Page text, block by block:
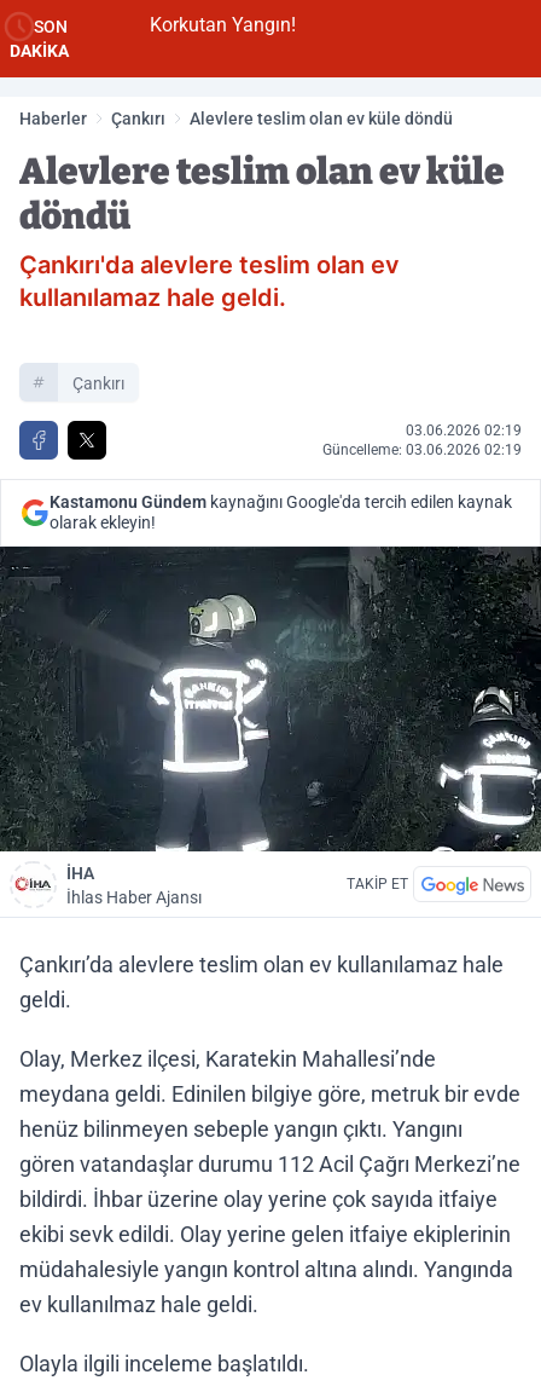
SON
DAKİKA
Korkutan Yangın!
Haberler Çankırı Alevlere teslim olan ev küle döndü
Alevlere teslim olan ev küle
döndü
Çankırı'da alevlere teslim olan ev
kullanılamaz hale geldi.
Çankırı
03.06.2026 02:19
Güncelleme: 03.06.2026 02:19
Kastamonu Gündem kaynağını Google'da tercih edilen kaynak
olarak ekleyin!
İHA
İhlas Haber Ajansı
TAKİP ET
Çankırı’da alevlere teslim olan ev kullanılamaz hale
geldi.
Olay, Merkez ilçesi, Karatekin Mahallesi’nde
meydana geldi. Edinilen bilgiye göre, metruk bir evde
henüz bilinmeyen sebeple yangın çıktı. Yangını
gören vatandaşlar durumu 112 Acil Çağrı Merkezi’ne
bildirdi. İhbar üzerine olay yerine çok sayıda itfaiye
ekibi sevk edildi. Olay yerine gelen itfaiye ekiplerinin
müdahalesiyle yangın kontrol altına alındı. Yangında
ev kullanılmaz hale geldi.
Olayla ilgili inceleme başlatıldı.